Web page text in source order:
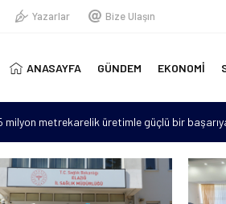
Yazarlar Bize Ulaşın
ANASAYFA GÜNDEM EKONOMİ
milyon metrekarelik üretimle güçlü bir
yeni doğmuş bebek bulundu
asker sayısı 12’ye yükseldi